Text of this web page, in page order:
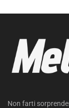
Non farti